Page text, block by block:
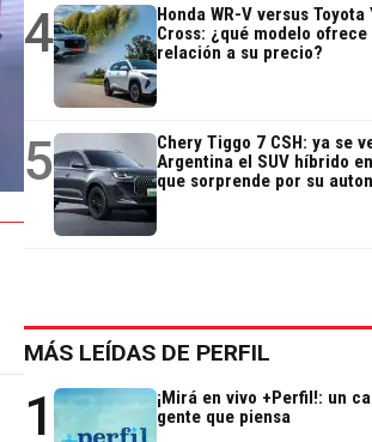
4
Honda WR-V versus Toyota
Cross: ¿qué modelo ofrece
relación a su precio?
5
Chery Tiggo 7 CSH: ya se
Argentina el SUV híbrido
que sorprende por su
MÁS LEÍDAS DE PERFIL
1
¡Mirá en vivo +Perfil!: un
gente que piensa